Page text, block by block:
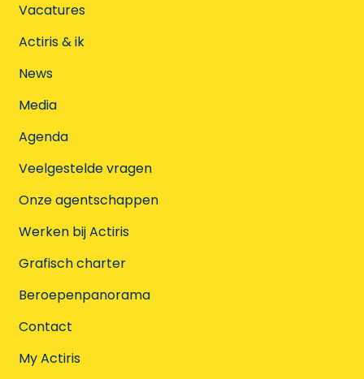
Vacatures
Actiris & ik
News
Media
Agenda
Veelgestelde vragen
Onze agentschappen
Werken bij Actiris
Grafisch charter
Beroepenpanorama
Contact
My Actiris